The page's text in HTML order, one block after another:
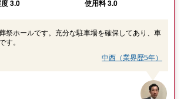
祭ホールです。充分な駐車場を確保してあり、車
す。
中西（業界歴5年）